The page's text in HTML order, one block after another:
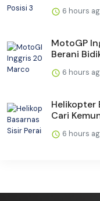
6 hours
MotoGP
Berani
6 hours
Helikopter
Cari
6 hours